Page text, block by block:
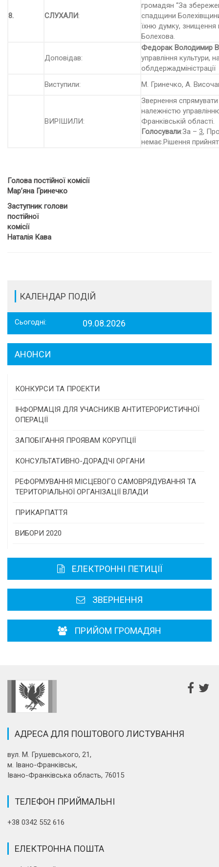
8. СЛУХАЛИ:
громадян “За
спадщини
їхню думку, знищення
Болехова.
Доповідав:
Федорак Володимир
управління культури,
облдержадміністрації
Виступили:
М. Гринечко, А.
ВИРІШИЛИ:
Звернення
належністю
Франківській області.
Голосували:За – 3,
немає.Рішення
Голова постійної комісії
Мар’яна Гринечко
Заступник голови
постійної
комісії
Наталія Кава
КАЛЕНДАР ПОДІЙ
Сьогодні: 09.08.2026
АНОНСИ
КОНКУРСИ ТА ПРОЕКТИ
Конкурс проектів та програм місцевого
самоврядування
Конкурс інститутів громадянського суспільства
Програми/конкурси МТД
ІНФОРМАЦІЯ ДЛЯ УЧАСНИКІВ АНТИТЕРОРИСТИЧНОЇ
ОПЕРАЦІЇ
ЗАПОБІГАННЯ ПРОЯВАМ КОРУПЦІЇ
КОНСУЛЬТАТИВНО-ДОРАДЧІ ОРГАНИ
Консультативна рада
РЕФОРМУВАННЯ МІСЦЕВОГО САМОВРЯДУВАННЯ ТА
ТЕРИТОРІАЛЬНОЇ ОРГАНІЗАЦІЇ ВЛАДИ
ПРИКАРПАТТЯ
Історична довідка
Районні, міські ради
ВИБОРИ 2020
ЕЛЕКТРОННІ ПЕТИЦІЇ
ЗВЕРНЕННЯ
ПРИЙОМ ГРОМАДЯН
АДРЕСА ДЛЯ ПОШТОВОГО ЛИСТУВАННЯ
вул. М. Грушевського, 21,
м. Івано-Франківськ,
Івано-Франківська область, 76015
ТЕЛЕФОН ПРИЙМАЛЬНІ
+38 0342 552 616
ЕЛЕКТРОННА ПОШТА